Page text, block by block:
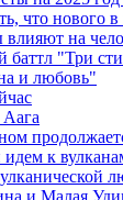
что нового
влияют на
баттл "Три
и любовь"
идем к
и Малая